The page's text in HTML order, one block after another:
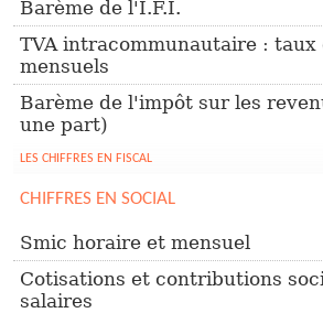
OUTILS PRATIQUES
CONTACT
Barème de l'I.F.I.
TVA intracommunautaire : taux
mensuels
Barème de l'impôt sur les
une part)
LES CHIFFRES EN FISCAL
CHIFFRES EN SOCIAL
Smic horaire et mensuel
Cotisations et contributions
salaires